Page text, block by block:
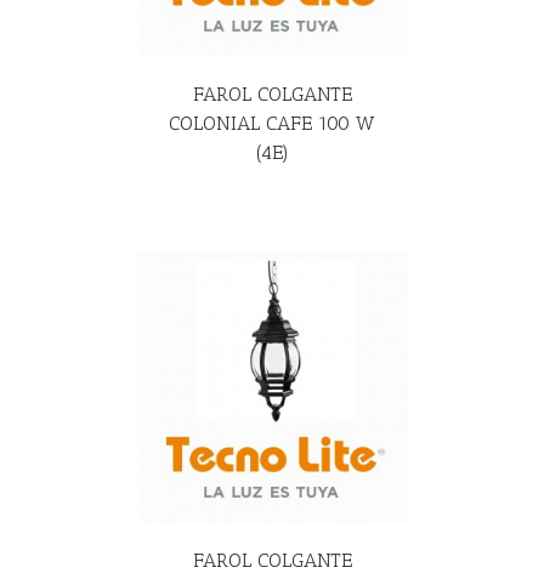
FAROL COLGANTE
COLONIAL CAFE 100 W
(4E)
FAROL COLGANTE